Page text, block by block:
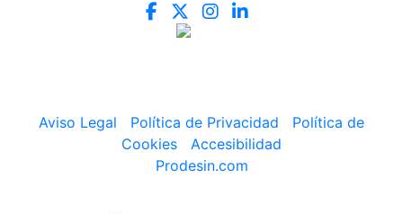
Aviso Legal Política de Privacidad
Política de
Cookies
Accesibilidad
Prodesin.com